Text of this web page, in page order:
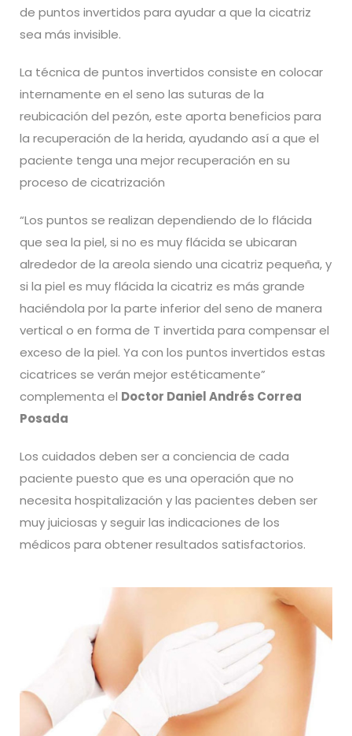
de puntos invertidos para ayudar a que la cicatriz
sea más invisible.
La técnica de puntos invertidos consiste en colocar
internamente en el seno las suturas de la
reubicación del pezón, este aporta beneficios para
la recuperación de la herida, ayudando así a que el
paciente tenga una mejor recuperación en su
proceso de cicatrización
“Los puntos se realizan dependiendo de lo flácida
que sea la piel, si no es muy flácida se ubicaran
alrededor de la areola siendo una cicatriz pequeña, y
si la piel es muy flácida la cicatriz es más grande
haciéndola por la parte inferior del seno de manera
vertical o en forma de T invertida para compensar el
exceso de la piel. Ya con los puntos invertidos estas
cicatrices se verán mejor estéticamente”
complementa el Doctor Daniel Andrés Correa
Posada
Los cuidados deben ser a conciencia de cada
paciente puesto que es una operación que no
necesita hospitalización y las pacientes deben ser
muy juiciosas y seguir las indicaciones de los
médicos para obtener resultados satisfactorios.